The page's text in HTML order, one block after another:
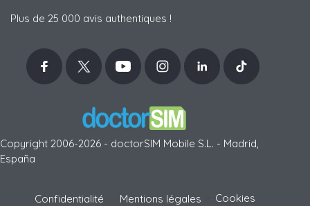
Plus de 25 000 avis authentiques !
Copyright 2006-2026 - doctorSIM Mobile S.L. - Madrid,
España
Confidentialité Mentions légales Cookies